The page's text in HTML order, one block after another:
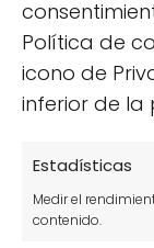
Política de
icono de
inferior de la
Estadísticas
Medir el
contenido.
puedes
espelta,
Una opción
asadas.
que
prepararla,